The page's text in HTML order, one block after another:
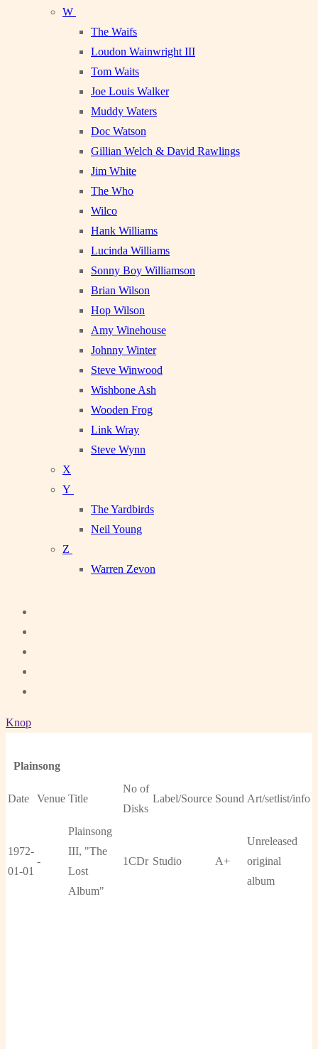
W
The Waifs
Loudon Wainwright III
Tom Waits
Joe Louis Walker
Muddy Waters
Doc Watson
Gillian Welch & David Rawlings
Jim White
The Who
Wilco
Hank Williams
Lucinda Williams
Sonny Boy Williamson
Brian Wilson
Hop Wilson
Amy Winehouse
Johnny Winter
Steve Winwood
Wishbone Ash
Wooden Frog
Link Wray
Steve Wynn
X
Y
The Yardbirds
Neil Young
Z
Warren Zevon
Knop
Plainsong
Date Venue Title
No of
Disks
Label/Source Sound Art/setlist/info
1972-
01-01
-
Plainsong
III, "The
Lost
Album"
1CDr Studio A+
Unreleased
original
album